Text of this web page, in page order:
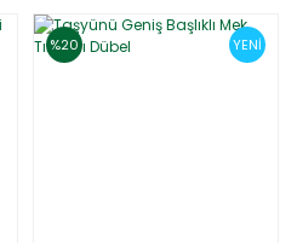
%20 YENİ